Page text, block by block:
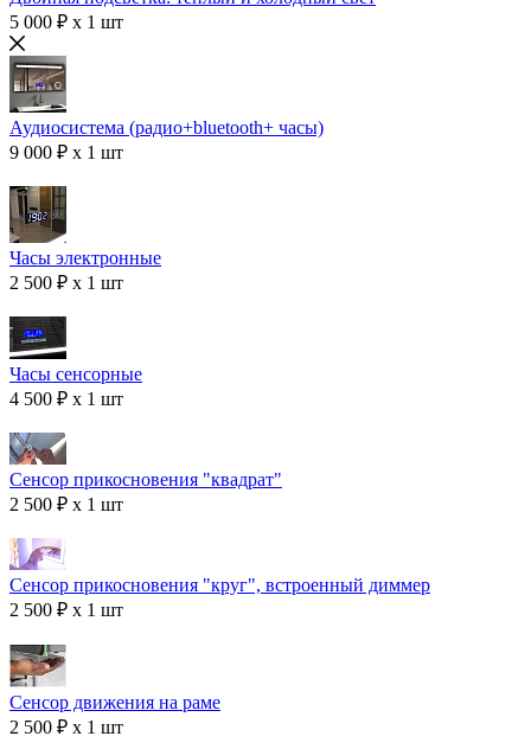
5 000 ₽ x 1 шт
Аудиосистема (радио+bluetooth+ часы)
9 000 ₽ x 1 шт
Часы электронные
2 500 ₽ x 1 шт
Часы сенсорные
4 500 ₽ x 1 шт
Сенсор прикосновения "квадрат"
2 500 ₽ x 1 шт
Сенсор прикосновения "круг", встроенный диммер
2 500 ₽ x 1 шт
Сенсор движения на раме
2 500 ₽ x 1 шт